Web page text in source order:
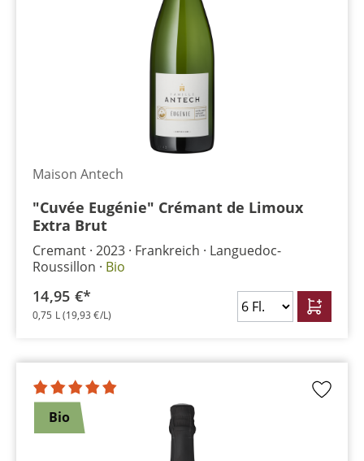
Maison Antech
"Cuvée Eugénie" Crémant de Limoux
Extra Brut
Cremant 2023 Frankreich
Languedoc-
Roussillon
Bio
14,95 €*
0,75 L(19,93 €/L)
Bio